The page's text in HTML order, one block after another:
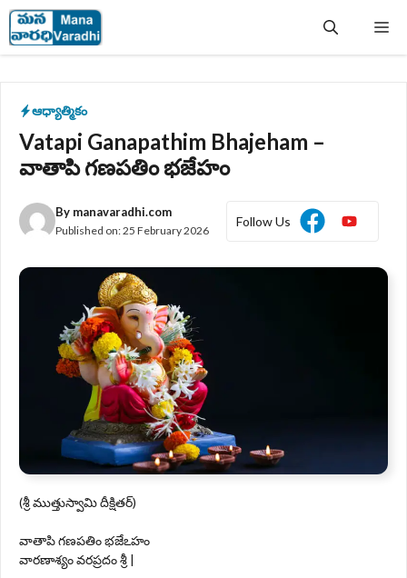
Skip
to
content
ఆధ్యాత్మికం
Vatapi Ganapathim Bhajeham –
వాతాపి గణపతిం భజేహం
By manavaradhi.com
Published on:25 February 2026
Follow Us
(శ్రీ ముత్తుస్వామి దీక్షితర్)
వాతాపి గణపతిం భజేఽహం
వారణాశ్యం వరప్రదం శ్రీ |